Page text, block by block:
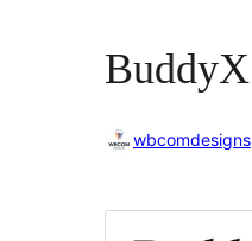
BuddyX
wbcomdesigns